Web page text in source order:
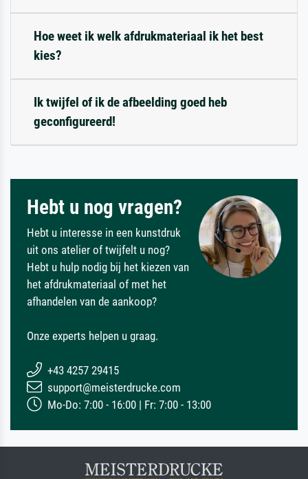
Hoe weet ik welk afdrukmateriaal ik het best
kies?
Ik twijfel of ik de afbeelding goed heb
geconfigureerd!
Hebt u nog vragen?
Hebt u interesse in een kunstdruk
uit ons atelier of twijfelt u nog?
Hebt u hulp nodig bij het kiezen van
het afdrukmateriaal of met het
afhandelen van de aankoop?
Onze experts helpen u graag.
+43 4257 29415
support@meisterdrucke.com
Mo-Do: 7:00 - 16:00 | Fr: 7:00 - 13:00